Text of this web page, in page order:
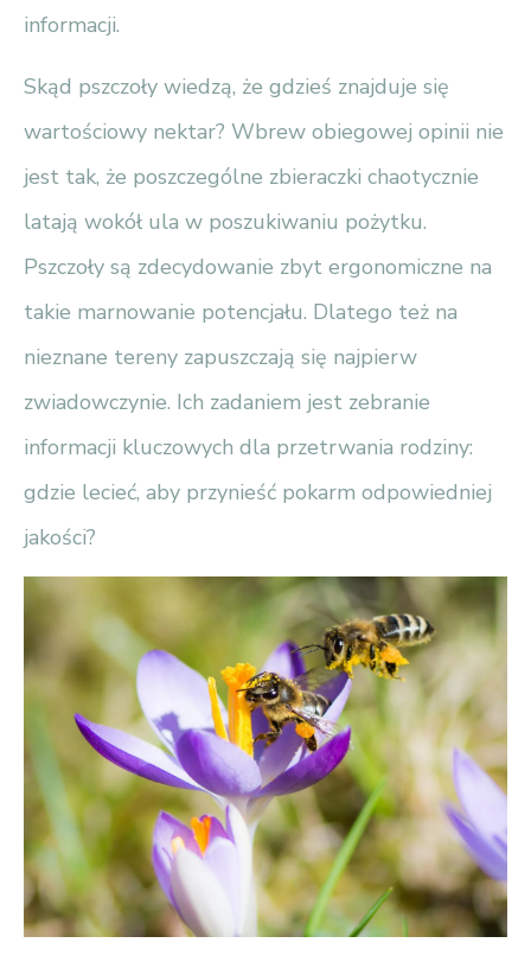
informacji.
Skąd pszczoły wiedzą, że gdzieś znajduje się
wartościowy nektar? Wbrew obiegowej opinii nie
jest tak, że poszczególne zbieraczki chaotycznie
latają wokół ula w poszukiwaniu pożytku.
Pszczoły są zdecydowanie zbyt ergonomiczne na
takie marnowanie potencjału. Dlatego też na
nieznane tereny zapuszczają się najpierw
zwiadowczynie. Ich zadaniem jest zebranie
informacji kluczowych dla przetrwania rodziny:
gdzie lecieć, aby przynieść pokarm odpowiedniej
jakości?